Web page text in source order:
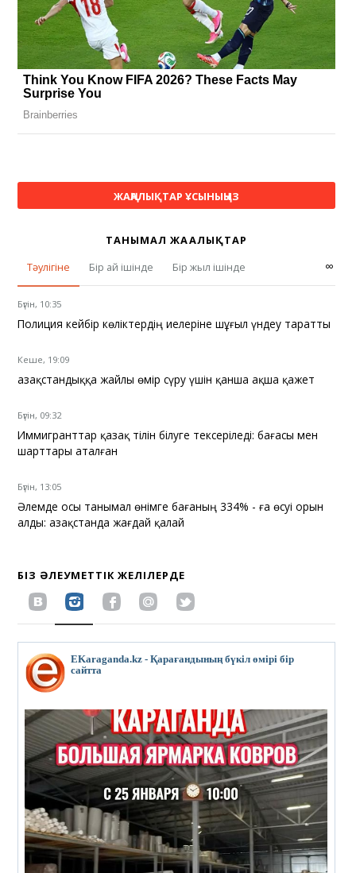
ЖАҢАЛЫҚТАР ҰСЫНЫҢЫЗ
ТАНЫМАЛ ЖАҢАЛЫҚТАР
Тәулігіне
Бір ай ішінде Бір жыл ішінде ∞
Бүгін, 10:35
Полиция кейбір көліктердің иелеріне шұғыл үндеу таратты
Кеше, 19:09
Қазақстандыққа жайлы өмір сүру үшін қанша ақша қажет
Бүгін, 09:32
Иммигранттар қазақ тілін білуге тексеріледі: бағасы мен
шарттары аталған
Бүгін, 13:05
Әлемде осы танымал өнімге бағаның 334% - ға өсуі орын
алды: Қазақстанда жағдай қалай
БІЗ ӘЛЕУМЕТТІК ЖЕЛІЛЕРДЕ
EKaraganda.kz - Қарағандының бүкіл өмірі бір
сайтта